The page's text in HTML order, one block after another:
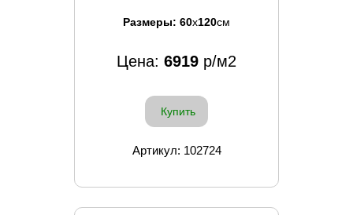
Размеры: 60x120см
Цена: 6919 р/м2
Купить
Артикул: 102724